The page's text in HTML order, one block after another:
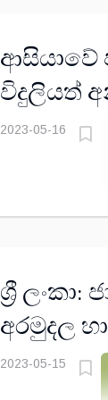
ආසියාවේ
විදුලියත්
ලේඛනයේ
2023-05-16
ශ්‍රී ලංකා:
අරමුදල
2023-05-15